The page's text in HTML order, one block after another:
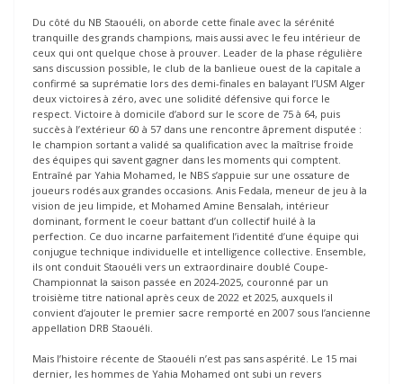
Du côté du NB Staouéli, on aborde cette finale avec la sérénité
tranquille des grands champions, mais aussi avec le feu intérieur de
ceux qui ont quelque chose à prouver. Leader de la phase régulière
sans discussion possible, le club de la banlieue ouest de la capitale a
confirmé sa suprématie lors des demi-finales en balayant l’USM Alger
deux victoires à zéro, avec une solidité défensive qui force le
respect. Victoire à domicile d’abord sur le score de 75 à 64, puis
succès à l’extérieur 60 à 57 dans une rencontre âprement disputée :
le champion sortant a validé sa qualification avec la maîtrise froide
des équipes qui savent gagner dans les moments qui comptent.
Entraîné par Yahia Mohamed, le NBS s’appuie sur une ossature de
joueurs rodés aux grandes occasions. Anis Fedala, meneur de jeu à la
vision de jeu limpide, et Mohamed Amine Bensalah, intérieur
dominant, forment le coeur battant d’un collectif huilé à la
perfection. Ce duo incarne parfaitement l’identité d’une équipe qui
conjugue technique individuelle et intelligence collective. Ensemble,
ils ont conduit Staouéli vers un extraordinaire doublé Coupe-
Championnat la saison passée en 2024-2025, couronné par un
troisième titre national après ceux de 2022 et 2025, auxquels il
convient d’ajouter le premier sacre remporté en 2007 sous l’ancienne
appellation DRB Staouéli.
Mais l’histoire récente de Staouéli n’est pas sans aspérité. Le 15 mai
dernier, les hommes de Yahia Mohamed ont subi un revers